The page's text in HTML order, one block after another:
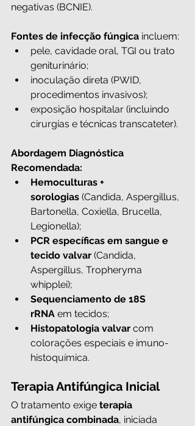
negativas (BCNIE).
Fontes de infecção fúngica incluem:
pele, cavidade oral, TGI ou trato
geniturinário;
inoculação direta (PWID,
procedimentos invasivos);
exposição hospitalar (incluindo
cirurgias e técnicas transcateter).
Abordagem Diagnóstica
Recomendada:
Hemoculturas +
sorologias (Candida, Aspergillus,
Bartonella, Coxiella, Brucella,
Legionella);
PCR específicas em sangue e
tecido valvar (Candida,
Aspergillus, Tropheryma
whipplei);
Sequenciamento de 18S
rRNA em tecidos;
Histopatologia valvar com
colorações especiais e imuno-
histoquímica.
Terapia Antifúngica Inicial
O tratamento exige terapia
antifúngica combinada, iniciada